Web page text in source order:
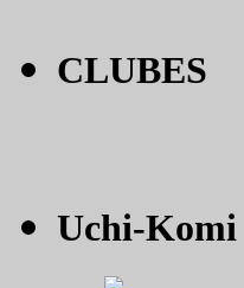
CLUBES
Uchi-Komi